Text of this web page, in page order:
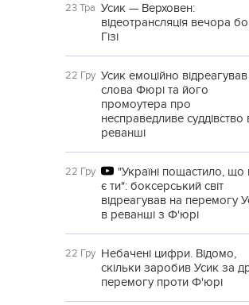
23 Тра Усик — Верховен:
відеотрансляція вечора
Гізі
22 Гру Усик емоційно
слова Фюрі та його
промоутера про
несправедливе суддівство
реванші
22 Гру
"Україні пощастило, що
є ти": боксерський світ
відреагував на перемогу
в реванші з Ф'юрі
22 Гру Небачені цифри. Відомо,
скільки заробив Усик за
перемогу проти Ф'юрі